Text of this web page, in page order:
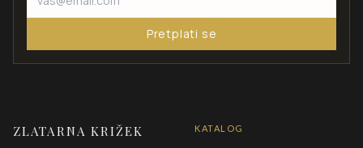
Pretplati se
ZLATARNA KRIŽEK KATALOG